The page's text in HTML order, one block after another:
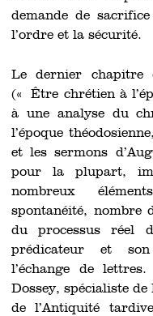
demande de
l’ordre et la sécurité.
Le dernier chapitre
(« Être chrétien à
à une analyse du
l’époque
et les sermons
pour la plupart,
nombreux
spontanéité, nombre
du processus réel
prédicateur et
l’échange de
Dossey, spécialiste
de l’Antiquité